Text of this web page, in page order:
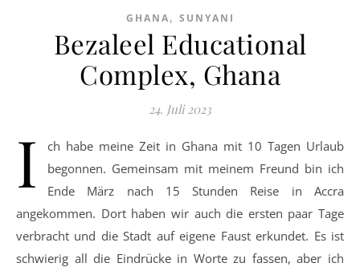
GHANA, SUNYANI
Bezaleel Educational
Complex, Ghana
24. Juli 2023
I
ch habe meine Zeit in Ghana mit 10 Tagen Urlaub
begonnen. Gemeinsam mit meinem Freund bin ich
Ende März nach 15 Stunden Reise in Accra
angekommen. Dort haben wir auch die ersten paar Tage
verbracht und die Stadt auf eigene Faust erkundet. Es ist
schwierig all die Eindrücke in Worte zu fassen, aber ich